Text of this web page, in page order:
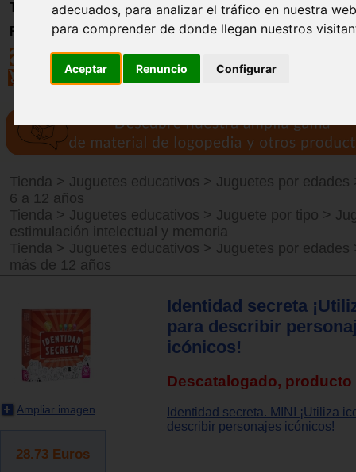
adecuados, para analizar el tráfico en nuestra
para comprender de donde llegan nuestros
Aceptar Renuncio Configurar
Trabajo
Registro
Tienda > Juguetes educativos > Juguetes por edades
6 a 12 años
Tienda > Juguetes educativos > Juguete por tipo >
estimulación intelectual y memoria
Tienda > Juguetes educativos > Juguetes por edades
más de 12 años
Ampliar imagen
28.73 Euros
Identidad secreta
para describir
icónicos!
Descatalogado,
Identidad secreta. MINI ¡Utiliza
describir personajes icónicos!